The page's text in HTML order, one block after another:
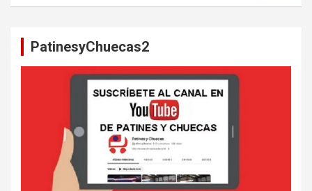
PatinesyChuecas2